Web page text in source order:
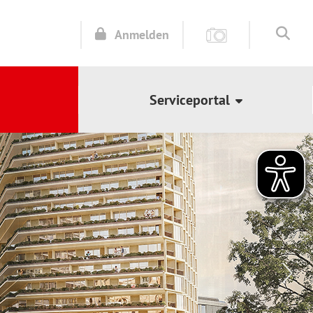
Anmelden
Serviceportal